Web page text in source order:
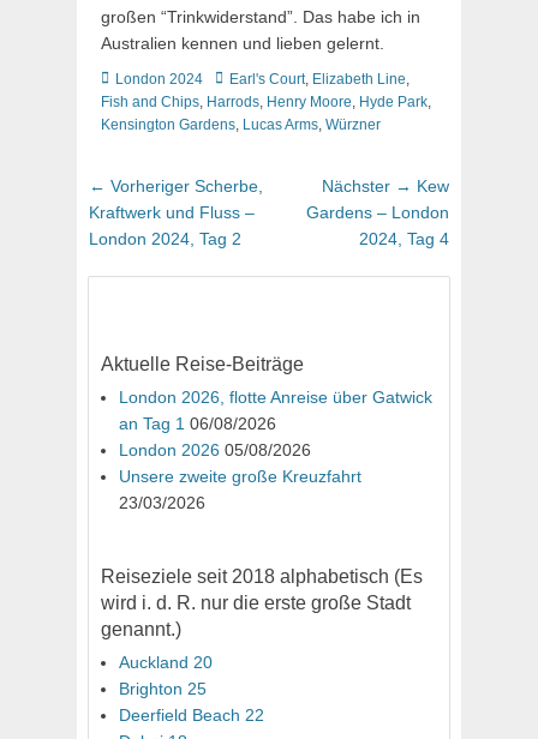
großen “Trinkwiderstand”. Das habe ich in
Australien kennen und lieben gelernt.
Kategorien
London 2024 Schlagworte
Earl's Court, Elizabeth Line,
Fish and Chips, Harrods, Henry Moore, Hyde Park,
Kensington Gardens, Lucas Arms, Würzner
Beitragsnavigation
← Vorheriger Vorheriger
Beitrag:
Scherbe,
Kraftwerk und Fluss –
London 2024, Tag 2
Nächster → Nächster
Beitrag:
Kew
Gardens – London
2024, Tag 4
Aktuelle Reise-Beiträge
London 2026, flotte Anreise über Gatwick
an Tag 1 06/08/2026
London 2026 05/08/2026
Unsere zweite große Kreuzfahrt
23/03/2026
Reiseziele seit 2018 alphabetisch (Es
wird i. d. R. nur die erste große Stadt
genannt.)
Auckland 20
Brighton 25
Deerfield Beach 22